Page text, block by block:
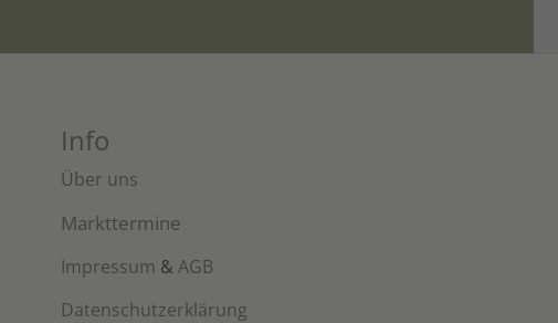
Info
Über uns
Markttermine
Impressum & AGB
Datenschutzerklärung